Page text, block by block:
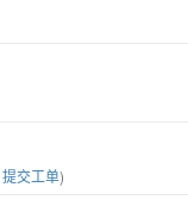
提交工单)